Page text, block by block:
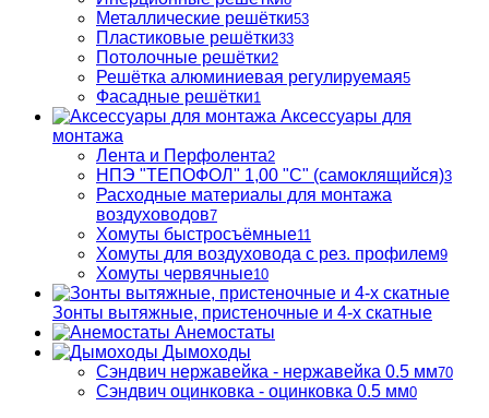
Металлические решётки53
Пластиковые решётки33
Потолочные решётки2
Решётка алюминиевая регулируемая5
Фасадные решётки1
Аксессуары для
монтажа
Лента и Перфолента2
НПЭ "ТЕПОФОЛ" 1,00 "С" (самоклящийся)3
Расходные материалы для монтажа
воздуховодов7
Хомуты быстросъёмные11
Хомуты для воздуховода с рез. профилем9
Хомуты червячные10
Зонты вытяжные, пристеночные и 4-х скатные
Анемостаты
Дымоходы
Сэндвич нержавейка - нержавейка 0.5 мм70
Сэндвич оцинковка - оцинковка 0.5 мм0